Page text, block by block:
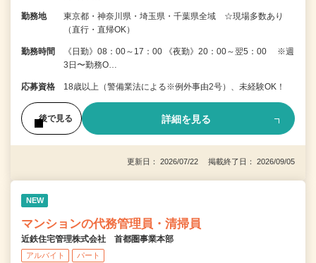
勤務地
東京都・神奈川県・埼玉県・千葉県全域 ☆現場多数あり
（直行・直帰OK）
勤務時間
《日勤》08：00～17：00 《夜勤》20：00～翌5：00 ※週
3日〜勤務O…
応募資格 18歳以上（警備業法による※例外事由2号）、未経験OK！
後で見る 詳細を見る
更新日： 2026/07/22 掲載終了日： 2026/09/05
NEW
マンションの代務管理員・清掃員
近鉄住宅管理株式会社 首都圏事業本部
アルバイト パート